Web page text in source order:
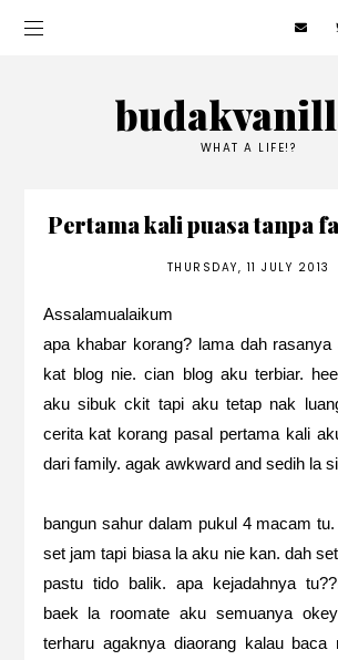
WHAT A LIFE!?
Pertama kali puasa tanpa
THURSDAY, 11 JULY 2013
Assalamualaikum
apa khabar korang? lama dah
kat blog nie. cian blog aku terbiar.
aku sibuk ckit tapi aku tetap nak
cerita kat korang pasal pertama kali
dari family. agak awkward and sedih la
bangun sahur dalam pukul 4 macam
set jam tapi biasa la aku nie kan. dah
pastu tido balik. apa kejadahnya
baek la roomate aku semuanya
terharu agaknya diaorang kalau baca